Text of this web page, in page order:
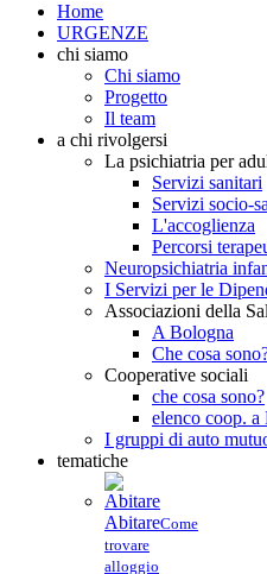
Home
URGENZE
chi siamo
Chi siamo
Progetto
Il team
a chi rivolgersi
La psichiatria per
Servizi sanitari
Servizi socio-
L'accoglienza
Percorsi
Neuropsichiatria
I Servizi per le
Associazioni della
A Bologna
Che cosa
Cooperative sociali
che cosa sono?
elenco coop. a
I gruppi di auto
tematiche
AbitareCome
trovare
alloggio